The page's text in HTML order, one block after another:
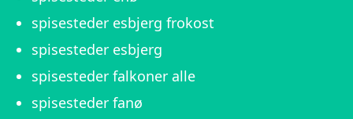
spisesteder esbjerg frokost
spisesteder esbjerg
spisesteder falkoner alle
spisesteder fanø